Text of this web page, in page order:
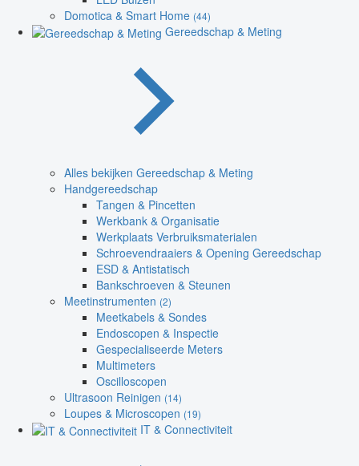
Domotica & Smart Home (44)
Gereedschap & Meting
Alles bekijken Gereedschap & Meting
Handgereedschap
Tangen & Pincetten
Werkbank & Organisatie
Werkplaats Verbruiksmaterialen
Schroevendraaiers & Opening Gereedschap
ESD & Antistatisch
Bankschroeven & Steunen
Meetinstrumenten (2)
Meetkabels & Sondes
Endoscopen & Inspectie
Gespecialiseerde Meters
Multimeters
Oscilloscopen
Ultrasoon Reinigen (14)
Loupes & Microscopen (19)
IT & Connectiviteit